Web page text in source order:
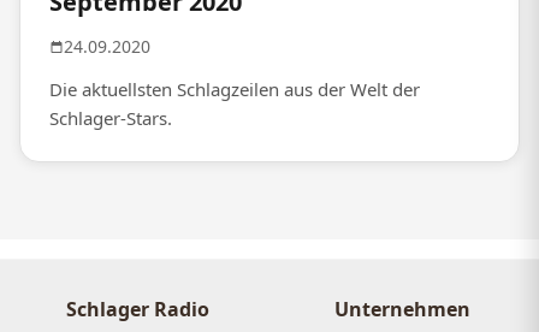
24.09.2020
Die aktuellsten Schlagzeilen aus der Welt der
Schlager-Stars.
Schlager Radio Unternehmen